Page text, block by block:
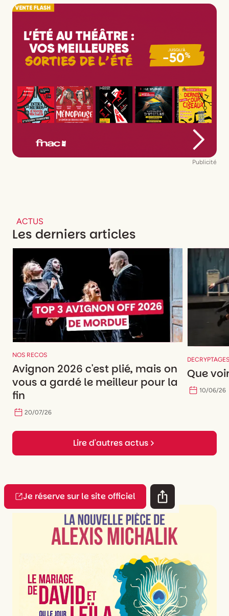
Publicité
ACTUS
Les derniers articles
NOS RECOS
Avignon 2026 c'est plié, mais on
vous a gardé le meilleur pour la
fin
20/07/26
Que
10/06/26
Lire d'autres actus
Je réserve sur le site officiel